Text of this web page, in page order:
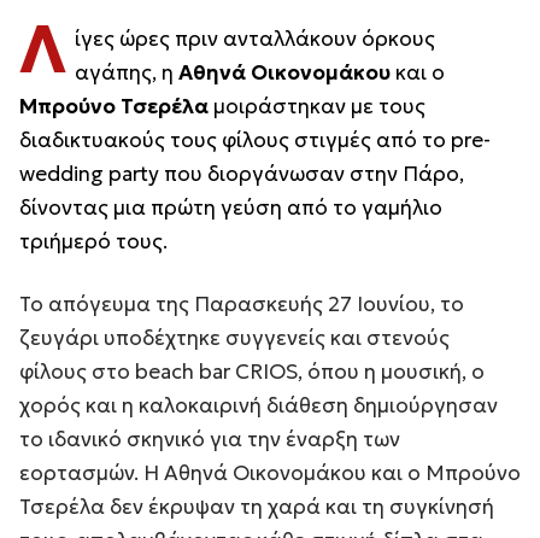
Λ ίγες ώρες πριν ανταλλάκουν όρκους
αγάπης, η Αθηνά Οικονομάκουκαι ο
Μπρούνο Τσερέλα μοιράστηκαν με τους
διαδικτυακούς τους φίλους στιγμές από το pre-
wedding party που διοργάνωσαν στην Πάρο,
δίνοντας μια πρώτη γεύση από το γαμήλιο
τριήμερό τους.
Το απόγευμα της Παρασκευής 27 Ιουνίου, το
ζευγάρι υποδέχτηκε συγγενείς και στενούς
φίλους στο beach bar CRIOS, όπου η μουσική, ο
χορός και η καλοκαιρινή διάθεση δημιούργησαν
το ιδανικό σκηνικό για την έναρξη των
εορτασμών. Η Αθηνά Οικονομάκου και ο Μπρούνο
Τσερέλα δεν έκρυψαν τη χαρά και τη συγκίνησή